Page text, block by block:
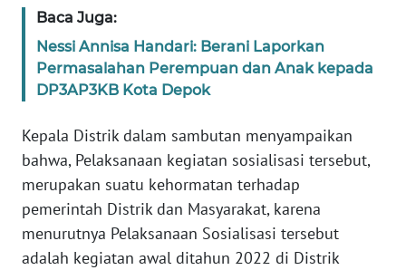
Baca Juga:
Nessi Annisa Handari: Berani Laporkan
Permasalahan Perempuan dan Anak kepada
DP3AP3KB Kota Depok
Kepala Distrik dalam sambutan menyampaikan
bahwa, Pelaksanaan kegiatan sosialisasi tersebut,
merupakan suatu kehormatan terhadap
pemerintah Distrik dan Masyarakat, karena
menurutnya Pelaksanaan Sosialisasi tersebut
adalah kegiatan awal ditahun 2022 di Distrik
WN
JABAR
NTT
WN
KEPRI